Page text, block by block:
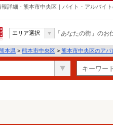
詳細 - 熊本市中央区｜バイト・アルバイ
エリア選択 「あなたの街」のお
本県 > 熊本市中央区 > 熊本市中央区のアパ